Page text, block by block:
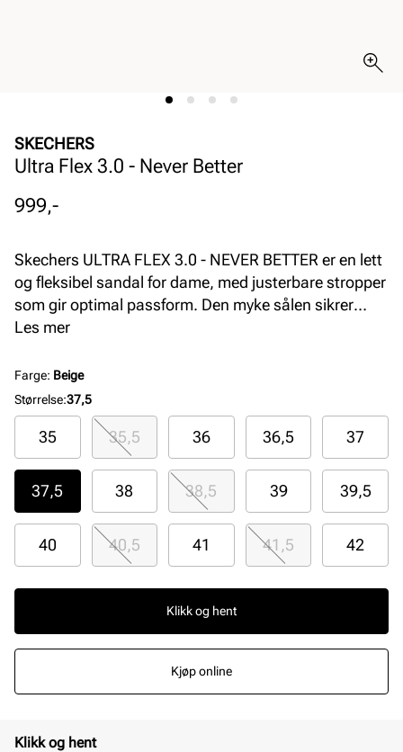
SKECHERS
Ultra Flex 3.0 - Never Better
Pris
999,-
Skechers ULTRA FLEX 3.0 - NEVER BETTER er en lett
og fleksibel sandal for dame, med justerbare stropper
som gir optimal passform. Den myke sålen sikrer
komfort hele dagen, perfekt for aktive sommerdager
Les mer
Farge: Beige
Størrelse:37,5
35 35,5 36 36,5 37
37,5 38 38,5 39 39,5
40 40,5 41 41,5 42
Klikk og hent
Kjøp online
Klikk og hent